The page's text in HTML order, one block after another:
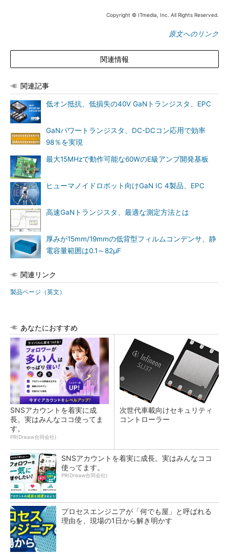
Copyright © ITmedia, Inc. All Rights Reserved.
原文へのリンク
関連情報
関連記事
低オン抵抗、低損失の40V GaNトランジスタ、EPC
GaNパワートランジスタ、DC-DCコン応用で効率
98％を実現
最大15MHzで動作可能な60WのE級アンプ開発基板
ヒューマノイドロボット向けGaN IC 4製品、EPC
高速GaNトランジスタ、最適な測定方法とは
厚みが15mm/19mmの低背型フィルムコンデンサ、静
電容量範囲は0.1～82μF
関連リンク
製品ページ（英文）
あなたにおすすめ
SNSアカウントを着実に成
長。実はみんなココ使ってま
す。
PR(Dreaw合同会社)
次世代車載向けセキュリティ
コントローラー
SNSアカウントを着実に成長。実はみんなココ
使ってます。
PR(Dreaw合同会社)
プロセスエンジニアが「何でも屋」と呼ばれる
理由を、現場の1日から解き明かす